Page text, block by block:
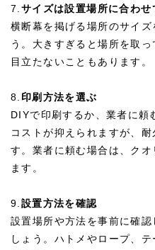
7.サイズは設置場所に合わせ
横断幕を掲げる場所のサイ
う。大きすぎると場所を取
目立たないこともあります。
8. 印刷方法を選ぶ
DIYで印刷するか、業者に頼
コストが抑えられますが、
す。業者に頼む場合は、ク
ます。
9.設置方法を確認
設置場所や方法を事前に確
しょう。ハトメやロープ、